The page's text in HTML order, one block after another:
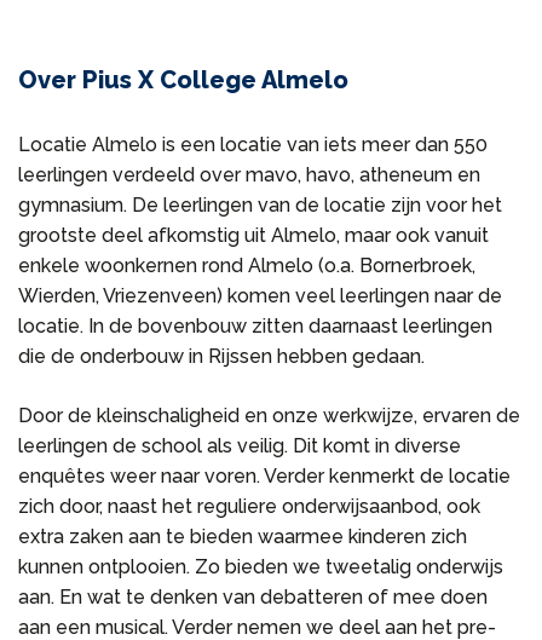
Over Pius X College Almelo
Locatie Almelo is een locatie van iets meer dan 550
leerlingen verdeeld over mavo, havo, atheneum en
gymnasium. De leerlingen van de locatie zijn voor het
grootste deel afkomstig uit Almelo, maar ook vanuit
enkele woonkernen rond Almelo (o.a. Bornerbroek,
Wierden, Vriezenveen) komen veel leerlingen naar de
locatie. In de bovenbouw zitten daarnaast leerlingen
die de onderbouw in Rijssen hebben gedaan.
Door de kleinschaligheid en onze werkwijze, ervaren de
leerlingen de school als veilig. Dit komt in diverse
enquêtes weer naar voren. Verder kenmerkt de locatie
zich door, naast het reguliere onderwijsaanbod, ook
extra zaken aan te bieden waarmee kinderen zich
kunnen ontplooien. Zo bieden we tweetalig onderwijs
aan. En wat te denken van debatteren of mee doen
aan een musical. Verder nemen we deel aan het pre-